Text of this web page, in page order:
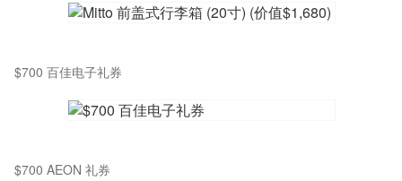
$700 百佳电子礼券
$700 AEON 礼券